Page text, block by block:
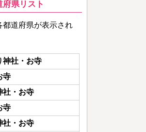
県リスト
道府県が表示され
神社・お寺
寺
社・お寺
寺
社・お寺